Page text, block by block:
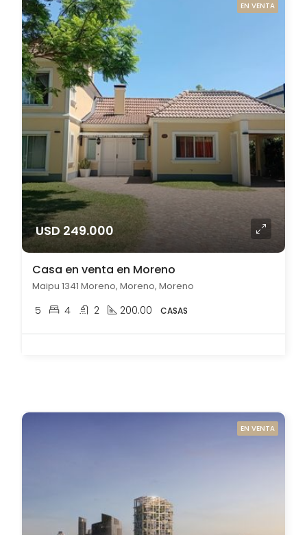
EN VENTA
USD 249.000
Casa en venta en Moreno
Maipu 1341 Moreno, Moreno, Moreno
5 4 2 200.00 CASAS
EN VENTA